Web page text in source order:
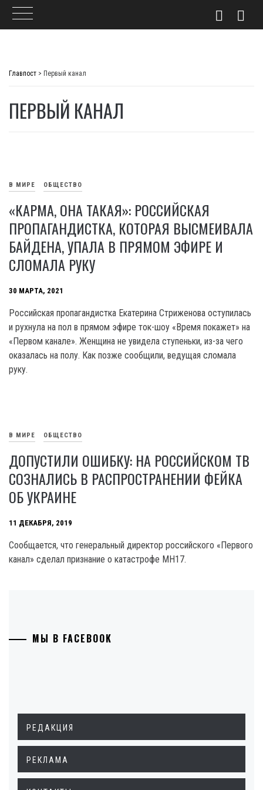
Главпост > Первый канал
ПЕРВЫЙ КАНАЛ
В МИРЕ ОБЩЕСТВО
«КАРМА, ОНА ТАКАЯ»: РОССИЙСКАЯ
ПРОПАГАНДИСТКА, КОТОРАЯ ВЫСМЕИВАЛА
БАЙДЕНА, УПАЛА В ПРЯМОМ ЭФИРЕ И
СЛОМАЛА РУКУ
30 МАРТА, 2021
Российская пропагандистка Екатерина Стриженова оступилась
и рухнула на пол в прямом эфире ток-шоу «Время покажет» на
«Первом канале». Женщина не увидела ступеньки, из-за чего
оказалась на полу. Как позже сообщили, ведущая сломала
руку.
В МИРЕ ОБЩЕСТВО
ДОПУСТИЛИ ОШИБКУ: НА РОССИЙСКОМ ТВ
СОЗНАЛИСЬ В РАСПРОСТРАНЕНИИ ФЕЙКА
ОБ УКРАИНЕ
11 ДЕКАБРЯ, 2019
Сообщается, что генеральный директор российского «Первого
канал» сделал признание о катастрофе МН17.
МЫ В FACEBOOK
РЕДАКЦИЯ
РЕКЛАМА